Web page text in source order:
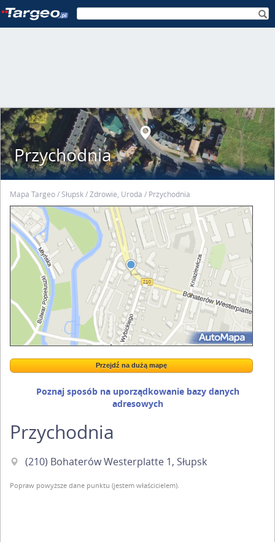
Przychodnia
Mapa Targeo Słupsk Zdrowie, Uroda Przychodnia
Wstaw tę mapkę na swoją stronę
Przejdź na dużą mapę
Przejdź na dużą mapę
Poznaj sposób na uporządkowanie bazy danych
adresowych
Przychodnia
(210) Bohaterów Westerplatte 1, Słupsk
Popraw powyższe dane punktu (jestem właścicielem).